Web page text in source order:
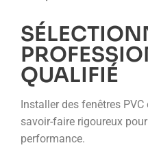
QUALIFIÉ
Installer des fenêtres
savoir-faire rigoureux
performance.